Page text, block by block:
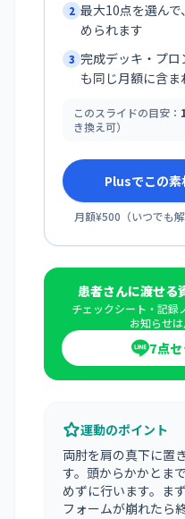
2 最大10点を選ん
められます
3 完成デッキ・プロ
も同じ月額に含ま
このスライドの目安：
き換え可）
Plusでこの素
月額¥500 （いつでも
患者さんに渡せる
チェックシート・記録
お知らせ
7点セ
運動のポイント
両肘を肩の真下に置
す。頭からかかとま
めずに行います。ま
フォームが崩れたら